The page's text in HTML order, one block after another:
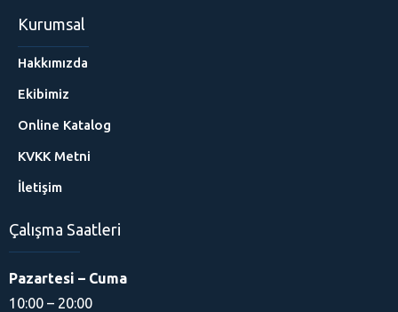
Kurumsal
Hakkımızda
Ekibimiz
Online Katalog
KVKK Metni
İletişim
Çalışma Saatleri
Pazartesi – Cuma
10:00 – 20:00